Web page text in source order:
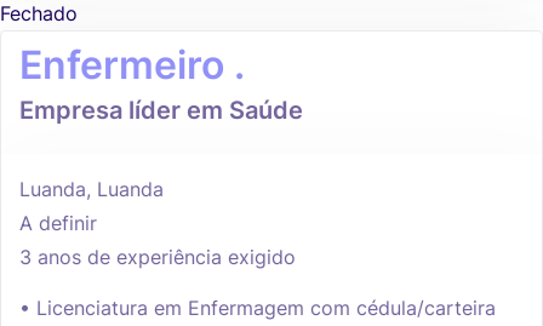
Fechado
Enfermeiro .
Empresa líder em Saúde
Luanda, Luanda
A definir
3 anos de experiência exigido
• Licenciatura em Enfermagem com cédula/carteira